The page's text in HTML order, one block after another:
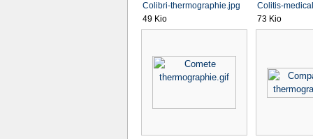
Colibri-thermographie.jpg
49 Kio
Colitis-
73 Kio